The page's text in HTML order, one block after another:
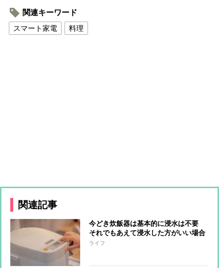
関連キーワード
スマート家電
料理
関連記事
今どき炊飯器は基本的に浸水は不要
それでもあえて浸水した方がいい場合
とは？
ライフ